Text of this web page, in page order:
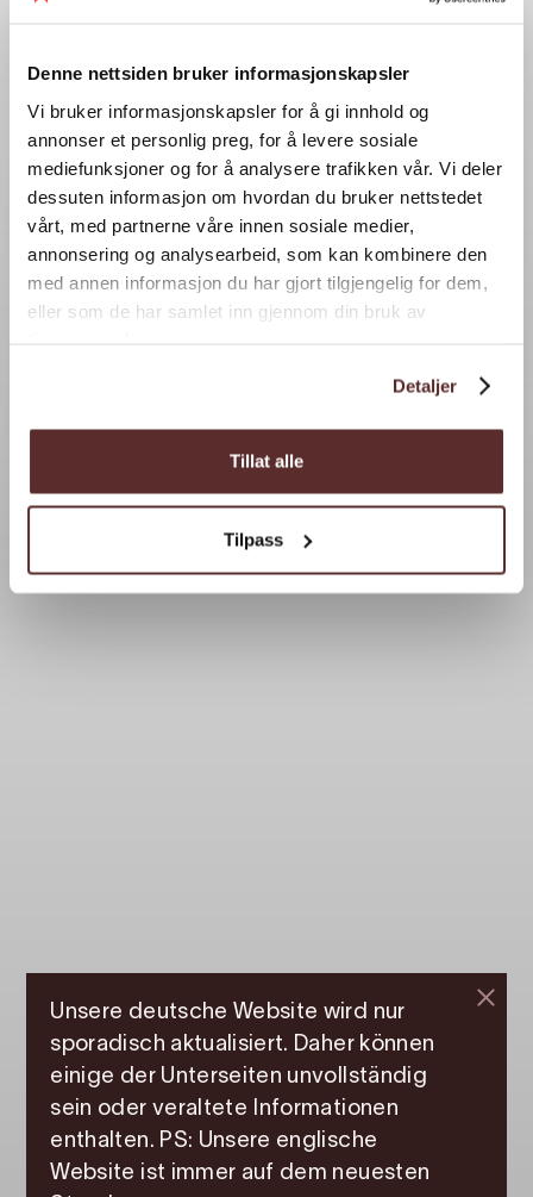
Denne nettsiden bruker informasjonskapsler
Vi bruker informasjonskapsler for å gi innhold og
annonser et personlig preg, for å levere sosiale
mediefunksjoner og for å analysere trafikken vår. Vi deler
dessuten informasjon om hvordan du bruker nettstedet
vårt, med partnerne våre innen sosiale medier,
annonsering og analysearbeid, som kan kombinere den
med annen informasjon du har gjort tilgjengelig for dem,
eller som de har samlet inn gjennom din bruk av
Detaljer
Tillat alle
Tilpass
Veranstaltungen
Was geschieht in
Hardanger?
Unsere deutsche Website wird nur
sporadisch aktualisiert. Daher können
einige der Unterseiten unvollständig
sein oder veraltete Informationen
enthalten. PS: Unsere englische
Website ist immer auf dem neuesten